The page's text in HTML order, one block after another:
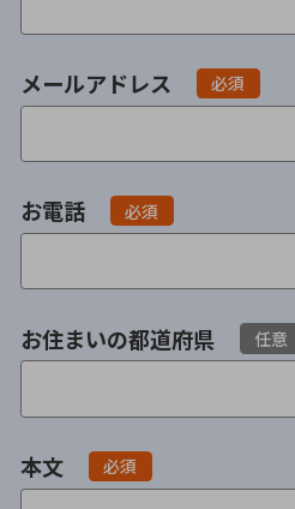
メールアドレス 必須
お電話 必須
お住まいの都道府県 任意
本文 必須